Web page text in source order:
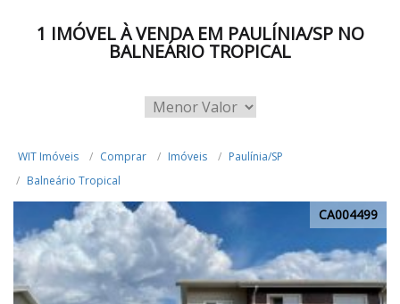
1 IMÓVEL À VENDA EM PAULÍNIA/SP NO
BALNEÁRIO TROPICAL
WIT Imóveis Comprar Imóveis
Paulínia/SP
Balneário Tropical
CA004499